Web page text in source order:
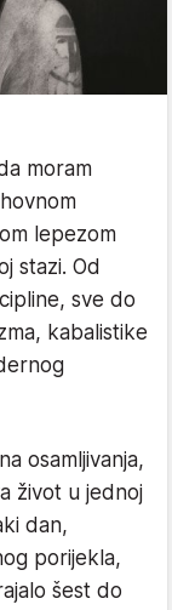
moram
lepezom
stazi. Od
sve do
kabalistike
osamljivanja,
život u jednoj
dan,
porijekla,
šest do